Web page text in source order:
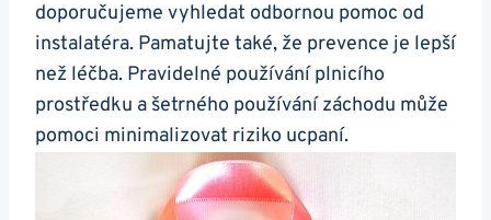
⁢doporučujeme vyhledat ⁢odbornou pomoc od
instalatéra.‌ Pamatujte také, že⁣ prevence je ‍lepší
než‌ léčba. Pravidelné používání plnicího
‍prostředku a ‌šetrného používání záchodu může
‍pomoci minimalizovat riziko ucpaní.